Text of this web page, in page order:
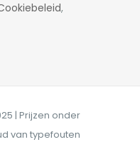
,
| Prijzen onder
van typefouten